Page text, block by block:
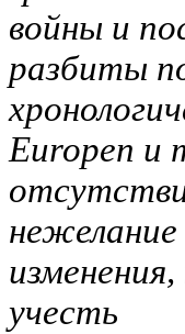
войны и
разбиты
Europen и
нежелание
учесть